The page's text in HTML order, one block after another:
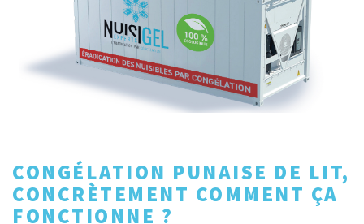
CONGÉLATION PUNAISE DE LIT,
CONCRÈTEMENT COMMENT ÇA
FONCTIONNE ?